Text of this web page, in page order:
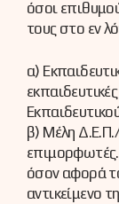
όσοι
τους στο εν
α)
β) Μέλη Δ.Ε.Π./
επιμορφωτές.
όσον αφορά
αντικείμενο